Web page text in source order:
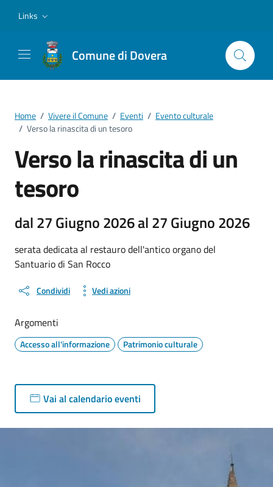
Links
Comune di Dovera
Home / Vivere il Comune / Eventi / Evento culturale
/ Verso la rinascita di un tesoro
Verso la rinascita di un
tesoro
dal 27 Giugno 2026 al 27 Giugno 2026
serata dedicata al restauro dell'antico organo del
Santuario di San Rocco
Condividi Vedi azioni
Argomenti
Accesso all'informazione Patrimonio culturale
Vai al calendario eventi